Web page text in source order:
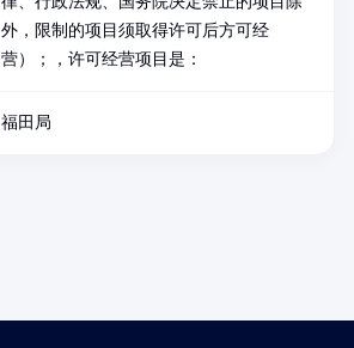
外，限制的项目须取得许可后方可经
营）；，许可经营项目是：
福田局